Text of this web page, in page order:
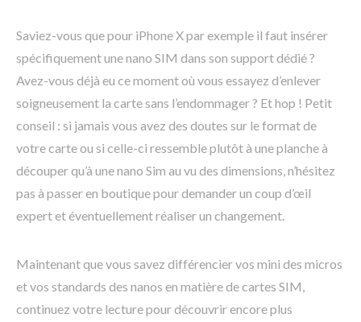
Saviez-vous que pour iPhone X par exemple il faut insérer
spécifiquement une nano SIM dans son support dédié ?
Avez-vous déjà eu ce moment où vous essayez d’enlever
soigneusement la carte sans l’endommager ? Et hop ! Petit
conseil : si jamais vous avez des doutes sur le format de
votre carte ou si celle-ci ressemble plutôt à une planche à
découper qu’à une nano Sim au vu des dimensions, n’hésitez
pas à passer en boutique pour demander un coup d’œil
expert et éventuellement réaliser un changement.
Maintenant que vous savez différencier vos mini des micros
et vos standards des nanos en matière de cartes SIM,
continuez votre lecture pour découvrir encore plus